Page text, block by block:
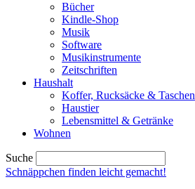
Bücher
Kindle-Shop
Musik
Software
Musikinstrumente
Zeitschriften
Haushalt
Koffer, Rucksäcke & Taschen
Haustier
Lebensmittel & Getränke
Wohnen
Suche
Schnäppchen finden leicht gemacht!